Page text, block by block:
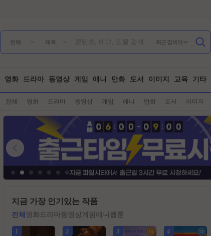
전체 제목 최근 검색어
영화 드라마 동영상 게임 애니 만화 도서 이미지 교육 기타
전체 영화 드라마 동영상 게임 애니 만화 도서 이미지
지금 가장 인기있는 작품
전체 영화드라마동영상게임 애니 웹툰
1 2 3 4